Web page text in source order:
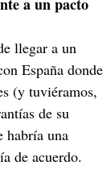
llegar a un
España donde
(y tuviéramos,
de su
habría una
de acuerdo.